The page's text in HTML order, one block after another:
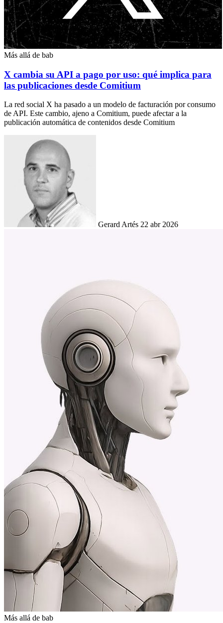
Más allá de bab
X cambia su API a pago por uso: qué implica para
las publicaciones desde Comitium
La red social X ha pasado a un modelo de facturación por consumo
de API. Este cambio, ajeno a Comitium, puede afectar a la
publicación automática de contenidos desde Comitium
Gerard Artés 22 abr 2026
Más allá de bab